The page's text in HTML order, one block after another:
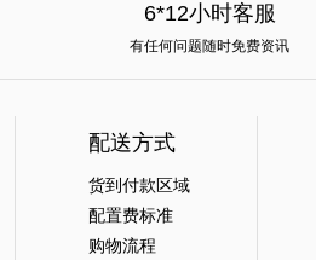
6*12小时客服
有任何问题随时免费资讯
配送方式
货到付款区域
配置费标准
购物流程